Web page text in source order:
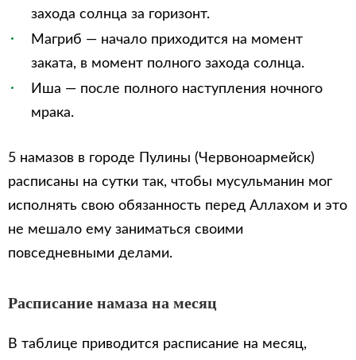
захода солнца за горизонт.
Магриб — начало приходится на момент
заката, в момент полного захода солнца.
Иша — после полного наступления ночного
мрака.
5 намазов в городе Пулины (Червоноармейск)
расписаны на сутки так, чтобы мусульманин мог
исполнять свою обязанность перед Аллахом и это
не мешало ему заниматься своими
повседневными делами.
Расписание намаза на месяц
В таблице приводится расписание на месяц,